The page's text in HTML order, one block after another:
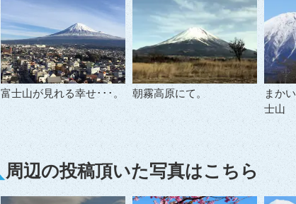
富士山が見れる幸せ･･･。 朝霧高原にて。
まか
士山
周辺の投稿頂いた写真はこちら